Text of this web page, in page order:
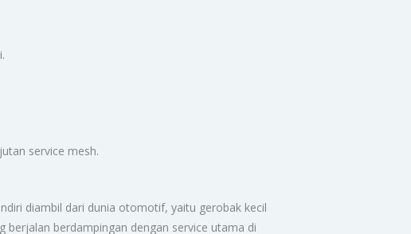
service mesh.
diambil dari dunia otomotif, yaitu gerobak kecil
berdampingan dengan service utama di